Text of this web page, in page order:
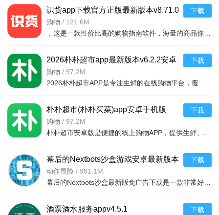
安卓版
v1.1.0官方
版
v1.0
手机版
版
识货app下载官方正版最新版本v8.71.0
安卓版
购物 / 121.6M
下载
2026朴朴超市app最新版本v6.2.2安卓
最新版
购物 / 97.2M
下载
朴朴超市(朴朴买菜)app安卓手机版
v6.2.2安卓版
购物 / 97.2M
下载
幕后的Nextbots沙盒游戏安卓最新版本
v11.2.2 中文版
动作冒险 / 981.1M
下载
酒票酒水服务appv4.5.1 下载